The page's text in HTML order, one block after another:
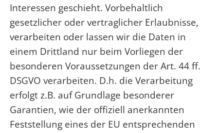
Interessen geschieht. Vorbehaltlich
gesetzlicher oder vertraglicher Erlaubnisse,
verarbeiten oder lassen wir die Daten in
einem Drittland nur beim Vorliegen der
besonderen Voraussetzungen der Art. 44 ff.
DSGVO verarbeiten. D.h. die Verarbeitung
erfolgt z.B. auf Grundlage besonderer
Garantien, wie der offiziell anerkannten
Feststellung eines der EU entsprechenden